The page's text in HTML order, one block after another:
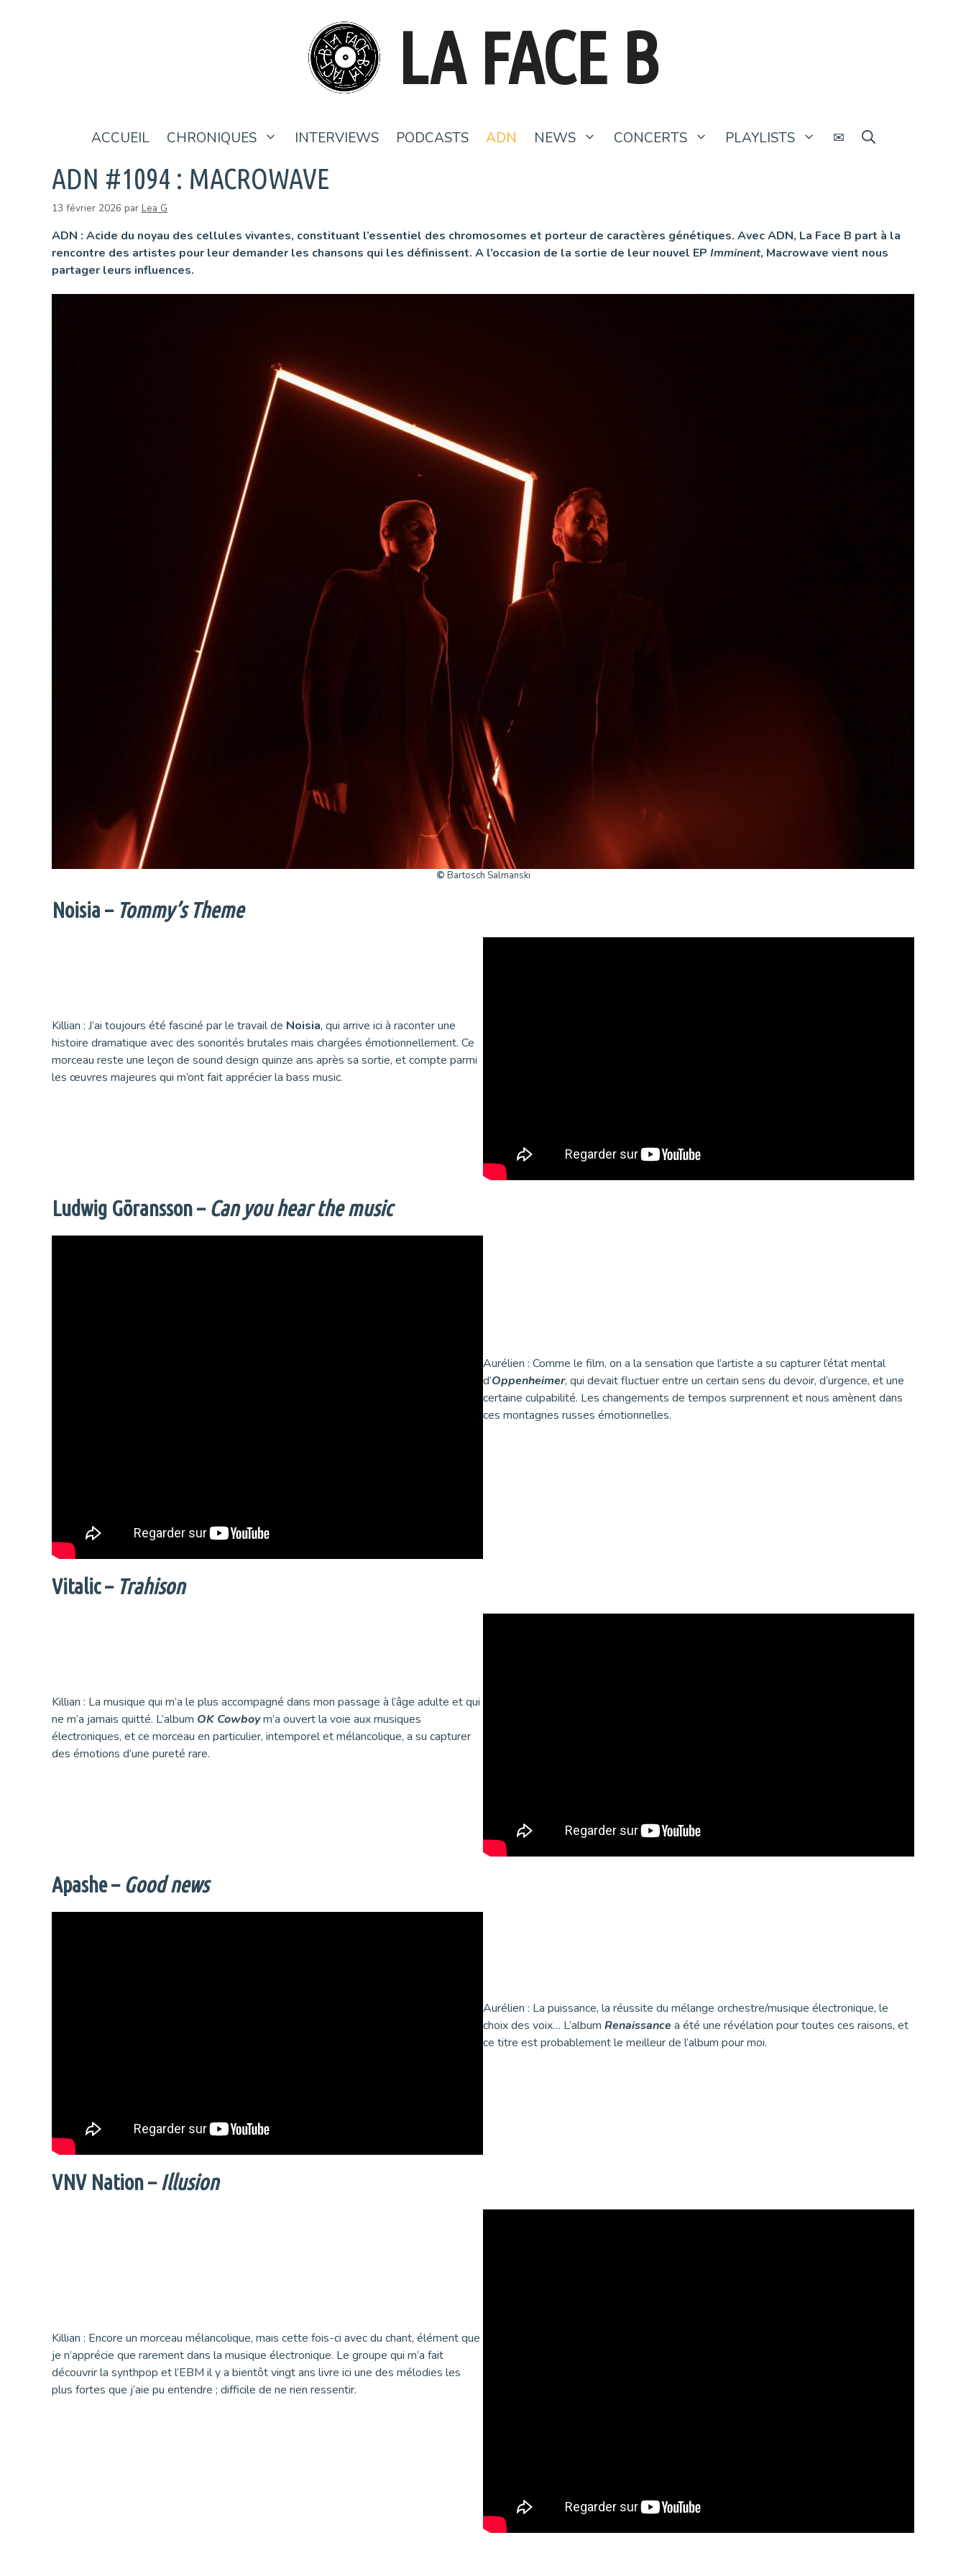
LA FACE B
ACCUEIL CHRONIQUES INTERVIEWS PODCASTS ADN NEWS CONCERTS PLAYLISTS ✉
ADN #1094 : MACROWAVE
13 février 2026 par Lea G
ADN : Acide du noyau des cellules vivantes, constituant l’essentiel des chromosomes et porteur de caractères génétiques. Avec ADN, La Face B part à la
rencontre des artistes pour leur demander les chansons qui les définissent. A l’occasion de la sortie de leur nouvel EP Imminent, Macrowave vient nous
partager leurs influences.
© Bartosch Salmanski
Noisia –Tommy’s Theme
Killian : J’ai toujours été fasciné par le travail de Noisia, qui arrive ici à raconter une
histoire dramatique avec des sonorités brutales mais chargées émotionnellement. Ce
morceau reste une leçon de sound design quinze ans après sa sortie, et compte parmi
les œuvres majeures qui m’ont fait apprécier la bass music.
Ludwig Göransson – Can you hear the music
Aurélien : Comme le film, on a la sensation que l’artiste a su capturer l’état mental
d’Oppenheimer, qui devait fluctuer entre un certain sens du devoir, d’urgence, et une
certaine culpabilité. Les changements de tempos surprennent et nous amènent dans
ces montagnes russes émotionnelles.
Vitalic –Trahison
Killian : La musique qui m’a le plus accompagné dans mon passage à l’âge adulte et qui
ne m’a jamais quitté. L’album OK Cowboym’a ouvert la voie aux musiques
électroniques, et ce morceau en particulier, intemporel et mélancolique, a su capturer
des émotions d’une pureté rare.
Apashe – Good news
Aurélien : La puissance, la réussite du mélange orchestre/musique électronique, le
choix des voix… L’album Renaissancea été une révélation pour toutes ces raisons, et
ce titre est probablement le meilleur de l’album pour moi.
VNV Nation –Illusion
Killian : Encore un morceau mélancolique, mais cette fois-ci avec du chant, élément que
je n’apprécie que rarement dans la musique électronique. Le groupe qui m’a fait
découvrir la synthpop et l’EBM il y a bientôt vingt ans livre ici une des mélodies les
plus fortes que j’aie pu entendre ; difficile de ne rien ressentir.